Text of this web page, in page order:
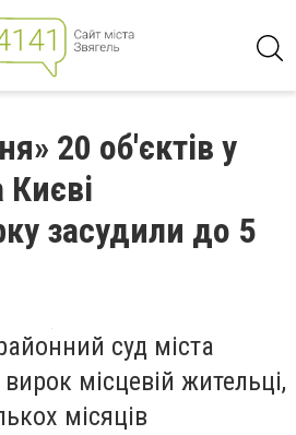
20 об'єктів у
засудили до 5
суд міста
місцевій жительці,
місяців